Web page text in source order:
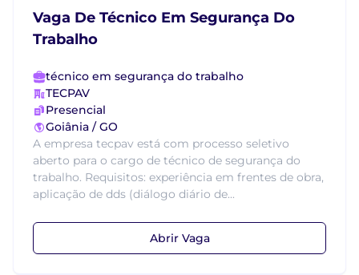
Vaga De Técnico Em Segurança Do
Trabalho
técnico em segurança do trabalho
TECPAV
Presencial
Goiânia / GO
A empresa tecpav está com processo seletivo
aberto para o cargo de técnico de segurança do
trabalho. Requisitos: experiência em frentes de obra,
aplicação de dds (diálogo diário de...
Abrir Vaga